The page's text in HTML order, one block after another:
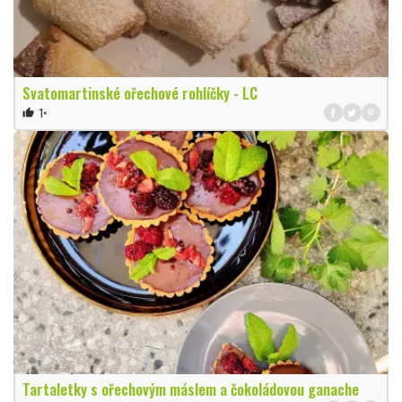
Svatomartinské ořechové rohlíčky - LC
thumb_up 1×
Tartaletky s ořechovým máslem a čokoládovou ganache